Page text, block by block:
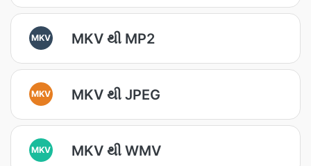
MKV MKV થી MP2
MKV MKV થી JPEG
MKV MKV થી WMV